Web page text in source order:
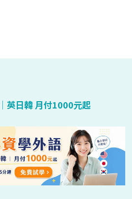
英日韓 月付1000元起